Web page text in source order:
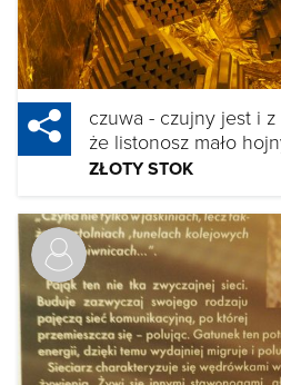
czuwa - czujny jest i
że listonosz mało
ZŁOTY STOK